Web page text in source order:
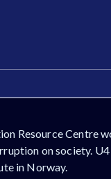
Resource Centre
on society.
in Norway.